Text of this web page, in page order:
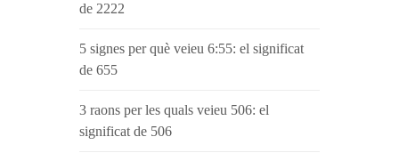
de 2222
5 signes per què veieu 6:55: el significat
de 655
3 raons per les quals veieu 506: el
significat de 506